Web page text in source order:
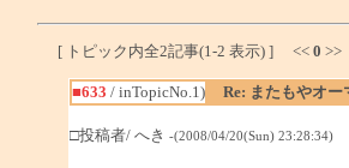
[ トピック内全2記事(1-2 表示) ] << 0 >>
■633 / inTopicNo.1) Re: またもやオー
□投稿者/ へき -(2008/04/20(Sun) 23:28:34)